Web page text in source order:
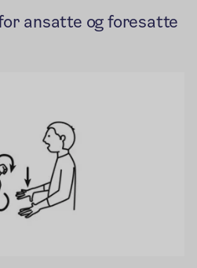
ansatte og foresatte